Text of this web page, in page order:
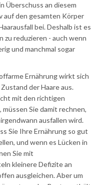
Überschuss an diesem
auf den gesamten Körper
bei. Deshalb ist es
reduzieren - auch wenn
und manchmal sogar
Ernährung wirkt sich
der Haare aus.
mit den richtigen
Sie damit rechnen,
ausfallen wird.
Sie Ihre Ernährung so gut
und wenn es Lücken in
Sie mit
kleinere Defizite an
ausgleichen. Aber um